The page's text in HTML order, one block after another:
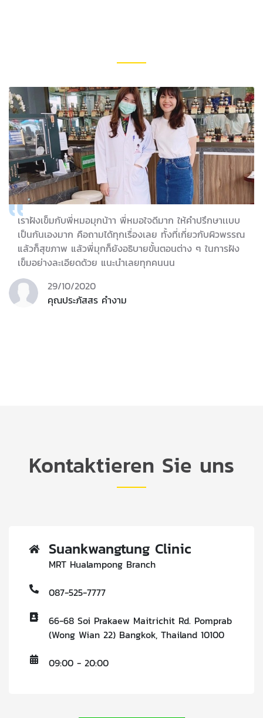
เราฝังเข็มกับพี่หมอมุกน้าา พี่หมอใจดีมาก ให้คำปรึกษาเเบบ
เป็นกันเองมาก คือถามได้ทุกเรื่องเลย ทั้งที่เกี่ยวกับผิวพรรณ
แล้วก็สุขภาพ แล้วพี่มุกก็ยังอธิบายขั้นตอนต่าง ๆ ในการฝัง
เข็มอย่างละเอียดด้วย แนะนำเลยทุกคนนน
29/10/2020
คุณประภัสสร คำงาม
Kontaktieren Sie uns
Suankwangtung Clinic
MRT Hualampong Branch
087-525-7777
66-68 Soi Prakaew Maitrichit Rd. Pomprab
(Wong Wian 22) Bangkok, Thailand 10100
09:00 - 20:00